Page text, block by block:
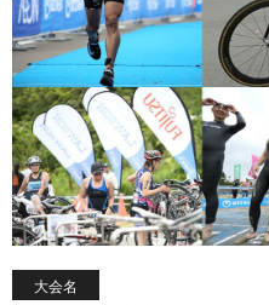
大会名